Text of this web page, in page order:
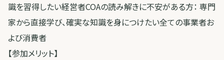
識を習得したい経営者COAの読み解きに不安がある方： 専門
家から直接学び、確実な知識を身につけたい全ての事業者お
よび消費者
【参加メリット】